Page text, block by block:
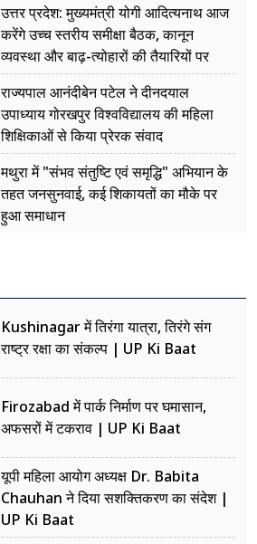
उत्तर प्रदेश: मुख्यमंत्री योगी आदित्यनाथ आज
करेंगे उच्च स्तरीय समीक्षा बैठक, कानून
व्यवस्था और बाढ़-त्योहारों की तैयारियों पर
नजर
राज्यपाल आनंदीबेन पटेल ने दीनदयाल
उपाध्याय गोरखपुर विश्वविद्यालय की महिला
शिक्षिकाओं से किया प्रेरक संवाद
मथुरा में "संभव संतुष्टि एवं समृद्धि" अभियान के
तहत जनसुनवाई, कई शिकायतों का मौके पर
हुआ समाधान
Kushinagar में तिरंगा यात्रा, तिरंगे संग
राष्ट्र रक्षा का संकल्प | UP Ki Baat
Firozabad में पार्क निर्माण पर घमासान,
अफसरों में टकराव | UP Ki Baat
यूपी महिला आयोग अध्यक्ष Dr. Babita
Chauhan ने दिया सशक्तिकरण का संदेश |
UP Ki Baat